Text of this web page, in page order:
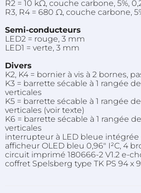
R2 = 10 kΩ, couche carbone, 5%,
R3, R4 = 680 Ω, couche carbone,
Semi-conducteurs
LED2 = rouge, 3 mm
LED1 = verte, 3 mm
Divers
K2, K4 = bornier à vis à 2 bornes,
K3 = barrette sécable à 1 rangée
verticales
K5 = barrette sécable à 1 rangée
verticales (voir texte)
K6 = barrette sécable à 1 rangée
verticales
interrupteur à LED bleue intégrée
afficheur OLED bleu 0,96" I²C, 4
circuit imprimé 180666-2 V1.2 e-
coffret Spelsberg type TK PS 94 x